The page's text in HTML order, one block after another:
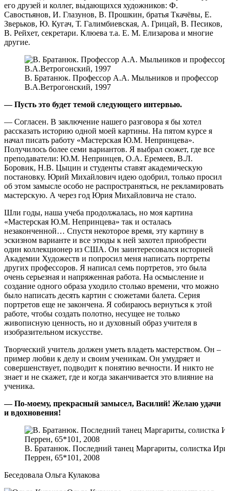
его друзей и коллег, выдающихся художников: Ф.
Савостьянов, И. Глазунов, В. Прошкин, братья Ткачёвы, Е.
Зверьков, Ю. Кугач, Т. Галимбиевская, А. Грицай, В. Песиков,
В. Рейхет, секретари. Клюева т.а. Е. М. Елизарова и многие
другие.
В. Братанюк. Профессор А.А. Мыльников и профессор
В.А.Ветрогонский, 1997
— Пусть это будет темой следующего интервью.
— Согласен. В заключение нашего разговора я бы хотел
рассказать историю одной моей картины. На пятом курсе я
начал писать работу «Мастерская Ю.М. Непринцева».
Получилось более семи вариантов. Я выбрал сюжет, где все
преподаватели: Ю.М. Непринцев, О.А. Еремеев, В.Л.
Боровик, Н.В. Цыцин и студенты ставят академическую
постановку. Юрий Михайлович идею одобрил, только просил
об этом замысле особо не распространяться, не рекламировать
мастерскую. А через год Юрия Михайловича не стало.
Шли годы, наша учеба продолжалась, но моя картина
«Мастерская Ю.М. Непринцева» так и осталась
незаконченной… Спустя некоторое время, эту картину в
эскизном варианте и все этюды к ней захотел приобрести
один коллекционер из США. Он заинтересовался историей
Академии Художеств и попросил меня написать портреты
других профессоров. Я написал семь портретов, это была
очень серьезная и напряженная работа. На осмысление и
создание одного образа уходило столько времени, что можно
было написать десять картин с сюжетами балета. Серия
портретов еще не закончена. Я собираюсь вернуться к этой
работе, чтобы создать полотно, несущее не только
живописную ценность, но и духовный образ учителя в
изобразительном искусстве.
Творческий учитель должен уметь владеть мастерством. Он –
пример любви к делу и своим ученикам. Он умудряет и
совершенствует, подводит к понятию вечности. И никто не
знает и не скажет, где и когда заканчивается это влияние на
ученика.
— По-моему, прекрасный замысел, Василий! Желаю удачи
и вдохновения!
В. Братанюк. Последний танец Маргариты, солистка
Перрен, 65*101, 2008
Беседовала Ольга Кулакова